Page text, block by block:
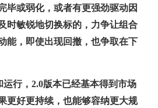
毕或弱化，或者有更强劲驱动因
时敏锐地切换标的，力争让组合
能，即使出现回撤，也争取在下
运行，2.0版本已经基本得到市场
更好更持续，也能够容纳更大规